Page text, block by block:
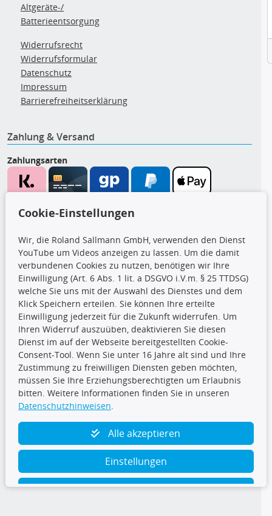
Altgeräte-/
Batterieentsorgung
Widerrufsrecht
Widerrufsformular
Datenschutz
Impressum
Barrierefreiheitserklärung
Zahlung & Versand
Zahlungsarten
CARAT Gruppe
Folge uns
TecDoc Inside
Cookie-Einstellungen
Wir, die Roland Sallmann GmbH, verwenden den Dienst
YouTube um Videos anzeigen zu lassen. Um die damit
verbundenen Cookies zu nutzen, benötigen wir Ihre
Einwilligung (Art. 6 Abs. 1 lit. a DSGVO i.V.m. § 25 TTDSG)
welche Sie uns mit der Auswahl des Dienstes und dem
Klick Speichern erteilen. Sie können Ihre erteilte
Einwilligung jederzeit für die Zukunft widerrufen. Um
Ihren Widerruf auszuüben, deaktivieren Sie diesen
Dienst im auf der Webseite bereitgestellten Cookie-
Consent-Tool. Wenn Sie unter 16 Jahre alt sind und Ihre
Zustimmung zu freiwilligen Diensten geben möchten,
müssen Sie Ihre Erziehungsberechtigten um Erlaubnis
bitten. Weitere Informationen finden Sie in unseren
Datenschutzhinweisen.
Alle akzeptieren
Einstellungen
Ablehnen